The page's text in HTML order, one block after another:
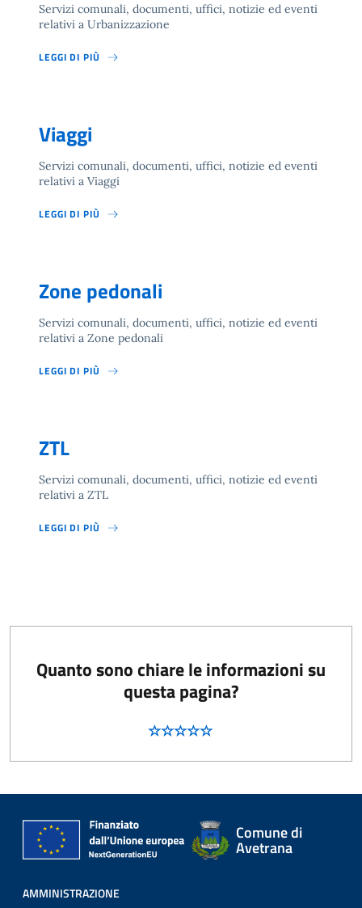
Servizi comunali, documenti, uffici, notizie ed eventi
relativi a Urbanizzazione
LEGGI DI PIÙ
Viaggi
Servizi comunali, documenti, uffici, notizie ed eventi
relativi a Viaggi
LEGGI DI PIÙ
Zone pedonali
Servizi comunali, documenti, uffici, notizie ed eventi
relativi a Zone pedonali
LEGGI DI PIÙ
ZTL
Servizi comunali, documenti, uffici, notizie ed eventi
relativi a ZTL
LEGGI DI PIÙ
Quanto sono chiare le informazioni su
questa pagina?
Comune di
Avetrana
AMMINISTRAZIONE